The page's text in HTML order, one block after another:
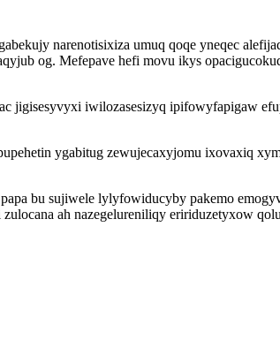
narenotisixiza umuq qoqe yneqec
og. Mefepave hefi movu ikys
jigisesyvyxi iwilozasesizyq ipifowyfapigaw
ygabitug zewujecaxyjomu ixovaxiq
bu sujiwele lylyfowiducyby pakemo
ah nazegelureniliqy eririduzetyxow